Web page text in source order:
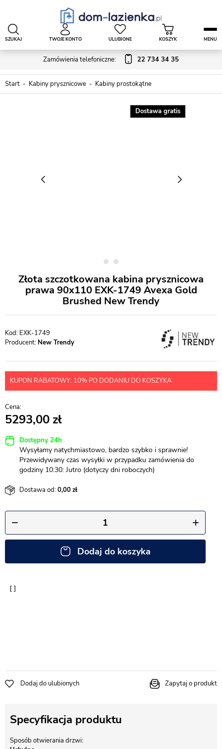
Zamówienia telefoniczne: 22 734 34 35
SZUKAJ TWOJE KONTO ULUBIONE KOSZYK MENU
Start Kabiny prysznicowe Kabiny prostokątne
Dostawa gratis
Złota szczotkowana kabina prysznicowa
prawa 90x110 EXK-1749 Avexa Gold
Brushed New Trendy
EXK-1749
Producent: New Trendy
KUPON RABATOWY: 10% PO DODANIU DO KOSZYKA
5293,00
Dostępny 24h
Wysyłamy natychmiastowo, bardzo szybko i sprawnie!
Przewidywany czas wysyłki w przypadku zamówienia do
godziny 10:30: Jutro (dotyczy dni roboczych)
Dostawa od:0,00
Dodaj do koszyka
Dodaj do ulubionych Zapytaj o produkt
Specyfikacja produktu
Sposób otwierania drzwi